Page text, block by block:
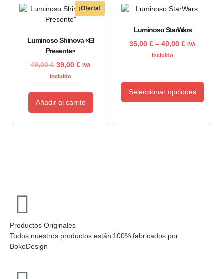
¡Oferta!
Luminoso Shinova «El
Presente»
49,00€ 39,00 € IVA
Incluido
Añadir al carrito
Luminoso StarWars
35,00 € – 40,00 € IVA
Incluido
Seleccionar opciones
Productos Originales
Todos nuestros productos están 100% fabricados por
BokeDesign